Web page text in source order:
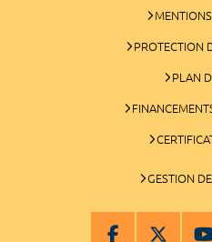
PROTECTION
PLAN
GESTION